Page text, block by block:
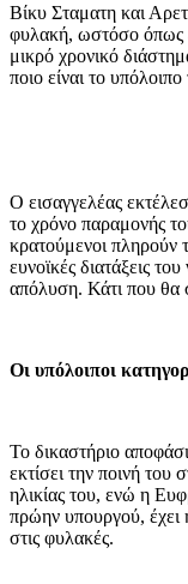
Βίκυ Σταματη και
φυλακή, ωστόσο όπως
μικρό χρονικό
ποιο είναι το
Ο εισαγγελέας
το χρόνο παραμονής
κρατούμενοι πληρούν
ευνοϊκές διατάξεις
απόλυση. Κάτι που θα
Οι υπόλοιποι
Το δικαστήριο
εκτίσει την ποινή του
ηλικίας του, ενώ η
πρώην υπουργού, έχει
στις φυλακές.